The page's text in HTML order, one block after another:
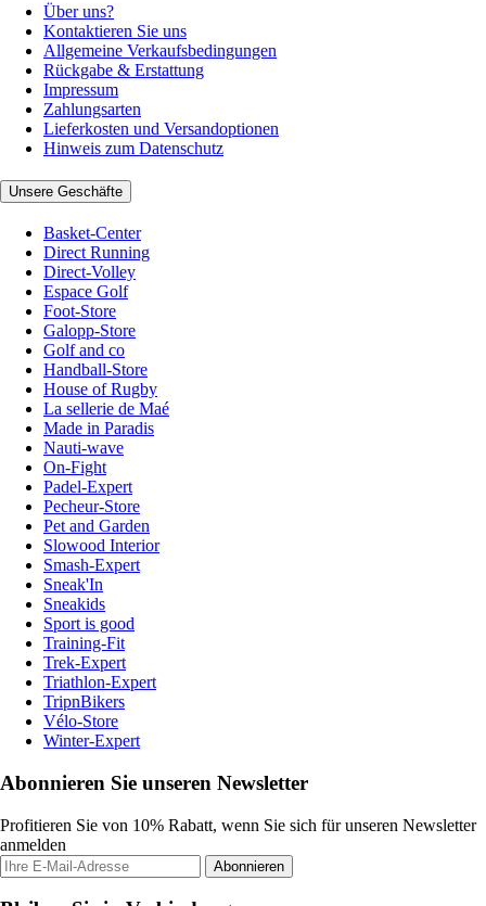
Über uns?
Kontaktieren Sie uns
Allgemeine Verkaufsbedingungen
Rückgabe & Erstattung
Impressum
Zahlungsarten
Lieferkosten und Versandoptionen
Hinweis zum Datenschutz
Unsere Geschäfte
Basket-Center
Direct Running
Direct-Volley
Espace Golf
Foot-Store
Galopp-Store
Golf and co
Handball-Store
House of Rugby
La sellerie de Maé
Made in Paradis
Nauti-wave
On-Fight
Padel-Expert
Pecheur-Store
Pet and Garden
Slowood Interior
Smash-Expert
Sneak'In
Sneakids
Sport is good
Training-Fit
Trek-Expert
Triathlon-Expert
TripnBikers
Vélo-Store
Winter-Expert
Abonnieren Sie unseren Newsletter
Profitieren Sie von 10% Rabatt, wenn Sie sich für unseren Newsletter
anmelden
Abonnieren